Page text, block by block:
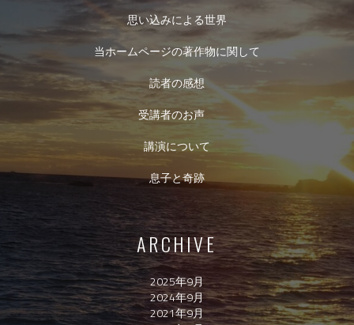
思い込みによる世界
当ホームページの著作物に関して
読者の感想
受講者のお声
講演について
息子と奇跡
ARCHIVE
2025年9月
2024年9月
2021年9月